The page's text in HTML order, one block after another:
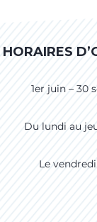
HORAIRES
1er juin – 30
Du lundi au
Le